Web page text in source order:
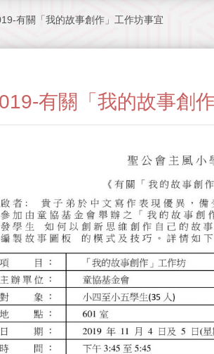
有關「我的故事創作」工作坊事宜
有關「我的故事創